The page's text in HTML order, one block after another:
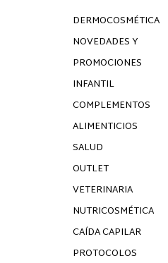
DERMOCOSMÉTICA
NOVEDADES Y
PROMOCIONES
INFANTIL
COMPLEMENTOS
ALIMENTICIOS
SALUD
OUTLET
VETERINARIA
NUTRICOSMÉTICA
CAÍDA CAPILAR
PROTOCOLOS